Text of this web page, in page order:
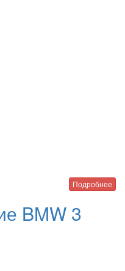
Подробнее
BMW 3